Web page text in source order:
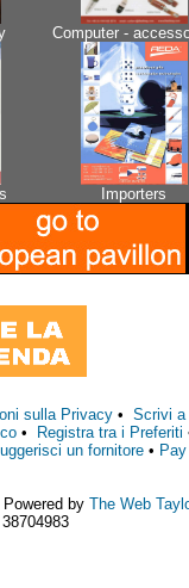
Computer -
Importers
sulla Privacy• Scrivi a
• Registra tra i Preferiti
un fornitore •
by The Web